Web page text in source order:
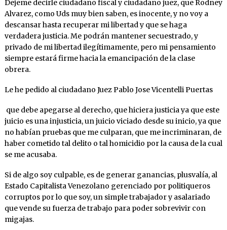
Dejeme decirle ciudadano fiscal y ciudadano juez, que Rodney
Alvarez, como Uds muy bien saben, es inocente, y no voy a
descansar hasta recuperar mi libertad y que se haga
verdadera justicia. Me podrán mantener secuestrado, y
privado de mi libertad ilegítimamente, pero mi pensamiento
siempre estará firme hacia la emancipación de la clase
obrera.
Le he pedido al ciudadano Juez Pablo Jose Vicentelli Puertas
que debe apegarse al derecho, que hiciera justicia ya que este
juicio es una injusticia, un juicio viciado desde su inicio, ya que
no habían pruebas que me culparan, que me incriminaran, de
haber cometido tal delito o tal homicidio por la causa de la cual
se me acusaba.
Si de algo soy culpable, es de generar ganancias, plusvalía, al
Estado Capitalista Venezolano gerenciado por politiqueros
corruptos por lo que soy, un simple trabajador y asalariado
que vende su fuerza de trabajo para poder sobrevivir con
migajas.